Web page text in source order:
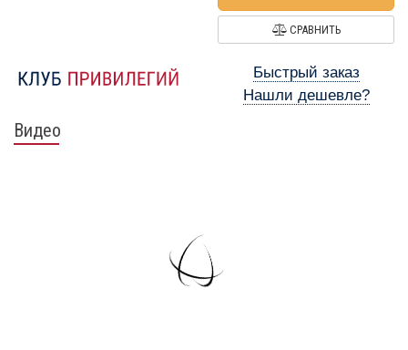
СРАВНИТЬ
Быстрый заказ
Нашли дешевле?
Видео